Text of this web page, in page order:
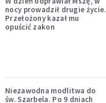
nocy prowadził drugie życie.
Przełożony kazał mu
opuścić zakon
Niezawodna modlitwa do
św. Szarbela. Po 9 dniach